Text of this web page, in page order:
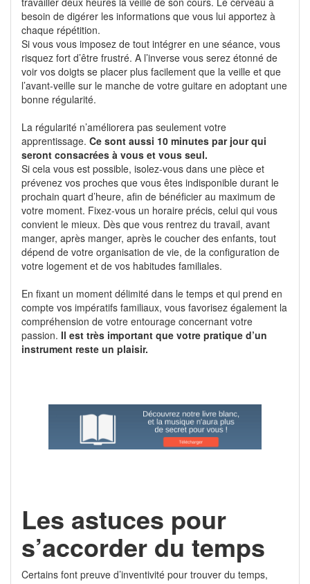
besoin de digérer les informations que vous lui apportez à
chaque répétition.
Si vous vous imposez de tout intégrer en une séance, vous
risquez fort d’être frustré. A l’inverse vous serez étonné de
voir vos doigts se placer plus facilement que la veille et que
l’avant-veille sur le manche de votre guitare en adoptant une
bonne régularité.
La régularité n’améliorera pas seulement votre
apprentissage. Ce sont aussi 10 minutes par jour qui
seront consacrées à vous et vous seul.
Si cela vous est possible, isolez-vous dans une pièce et
prévenez vos proches que vous êtes indisponible durant le
prochain quart d’heure, afin de bénéficier au maximum de
votre moment. Fixez-vous un horaire précis, celui qui vous
convient le mieux. Dès que vous rentrez du travail, avant
manger, après manger, après le coucher des enfants, tout
dépend de votre organisation de vie, de la configuration de
votre logement et de vos habitudes familiales.
En fixant un moment délimité dans le temps et qui prend en
compte vos impératifs familiaux, vous favorisez également la
compréhension de votre entourage concernant votre
passion. Il est très important que votre pratique d’un
instrument reste un plaisir.
Les astuces pour
s’accorder du temps
Certains font preuve d’inventivité pour trouver du temps,